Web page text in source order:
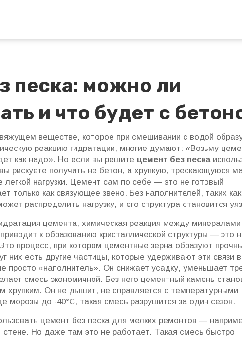
песка: можно ли
и что будет с
вяжущем веществе, которое при смешивании с водой
реакцию гидратации, многие думают: «Возьму
как надо». Но если вы решите цемент без песка
рискуете получить не бетон, а хрупкую, трескающуюся
нагрузки. Цемент сам по себе — это не готовый
только как связующее звено. Без наполнителей, таких как
распределить нагрузку, и его структура становится
цемента, химическая реакция между минералами
к образованию кристаллической структуры — это
процесс, при котором цементные зерна образуют
них есть другие частицы, которые удерживают эти связи в
просто «наполнитель». Он снижает усадку, уменьшает
смесь экономичной. Без него цементный камень
хрупким. Он не дышит, не справляется с температурными
морозы до -40°C, такая смесь разрушится за один сезон.
цемент без песка для мелких ремонтов —
стене. Но даже там это не работает. Такая смесь быстро